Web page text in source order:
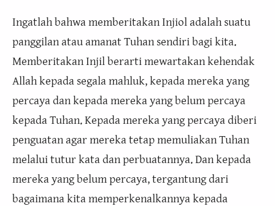
Ingatlah bahwa memberitakan Injiol adalah suatu
panggilan atau amanat Tuhan sendiri bagi kita.
Memberitakan Injil berarti mewartakan kehendak
Allah kepada segala mahluk, kepada mereka yang
percaya dan kepada mereka yang belum percaya
kepada Tuhan. Kepada mereka yang percaya diberi
penguatan agar mereka tetap memuliakan Tuhan
melalui tutur kata dan perbuatannya. Dan kepada
mereka yang belum percaya, tergantung dari
bagaimana kita memperkenalkannya kepada